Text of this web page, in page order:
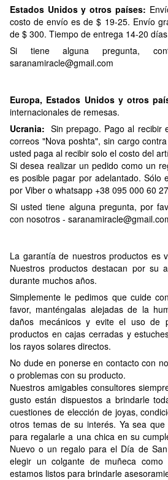
Estados Unidos y otros países:
costo de envío es de $ 19-25. Envío
de $ 300. Tiempo de entrega 14-20
Si tiene alguna pregunta,
saranamiracle@gmail.com
Europa, Estados Unidos y otros
internacionales de remesas.
Ucrania:Sin prepago. Pago al recibir
correos "Nova poshta", sin cargo
usted paga al recibir solo el costo del
Si desea realizar un pedido como un
es posible pagar por adelantado. Sólo
por Viber o whatsapp +38 095 000 60 27
Si usted tiene alguna pregunta, por
con nosotros -
La garantía de nuestros productos es
Nuestros productos destacan por su
durante muchos años.
Simplemente le pedimos que cuide
favor, manténgalas alejadas de la
daños mecánicos y evite el uso de
productos en cajas cerradas y
los rayos solares directos.
No dude en ponerse en contacto con
o problemas con su producto.
Nuestros amigables consultores
gusto están dispuestos a brindarle
cuestiones de elección de joyas,
otros temas de su interés. Ya sea
para regalarle a una chica en su
Nuevo o un regalo para el Día de
elegir un colgante de muñeca como
estamos listos para brindarle